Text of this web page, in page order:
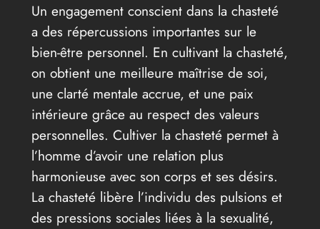
Un engagement conscient dans la chasteté
a des répercussions importantes sur le
bien-être personnel. En cultivant la chasteté,
on obtient une meilleure maîtrise de soi,
une clarté mentale accrue, et une paix
intérieure grâce au respect des valeurs
personnelles. Cultiver la chasteté permet à
l’homme d’avoir une relation plus
harmonieuse avec son corps et ses désirs.
La chasteté libère l’individu des pulsions et
des pressions sociales liées à la sexualité,